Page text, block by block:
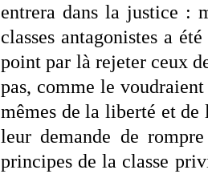
entrera dans la justice :
classes antagonistes a
point par là rejeter ceux
pas, comme le
mêmes de la liberté et
leur demande de
principes de la classe